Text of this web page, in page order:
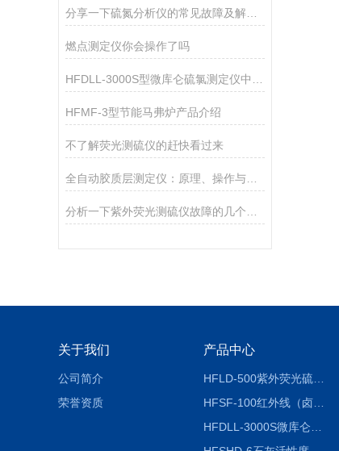
分享一下硫氮分析仪的常见故障及解决方法
燃点测定仪你会操作了吗
HFMF-3型节能马弗炉产品介绍
不了解荧光测硫仪的赶快看过来
全自动胶质层测定仪：原理、操作与应用详解
关于我们
公司简介
荣誉资质
产品中心
HFLD-500紫外荧光硫氮仪
HFSF-100红外线（卤素）水分测定仪